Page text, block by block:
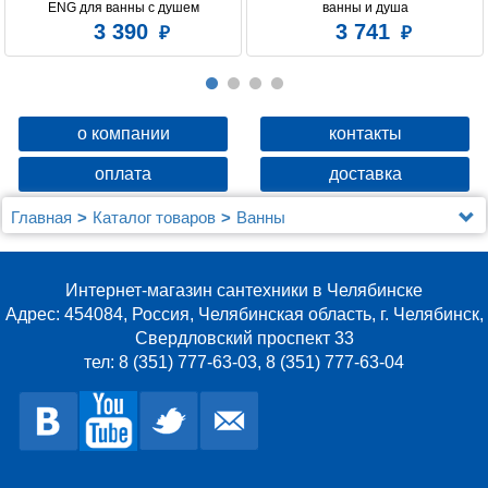
ENG для ванны с душем
3 390
ванны и душа
3 741
о компании контакты
оплата доставка
Главная Каталог товаров
Ванны
Акриловая ванна Gemy G9025 II B
Интернет-магазин сантехники в Челябинске
Адрес: 454084, Россия, Челябинская область, г. Челябинск,
Свердловский проспект 33
тел: 8 (351) 777-63-03, 8 (351) 777-63-04